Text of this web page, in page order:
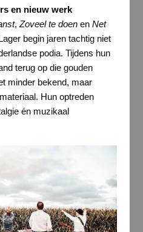
en nieuw werk
, Zoveel te doenen Net
begin jaren tachtig niet
podia. Tijdens hun
terug op die gouden
minder bekend, maar
Hun optreden
én muzikaal